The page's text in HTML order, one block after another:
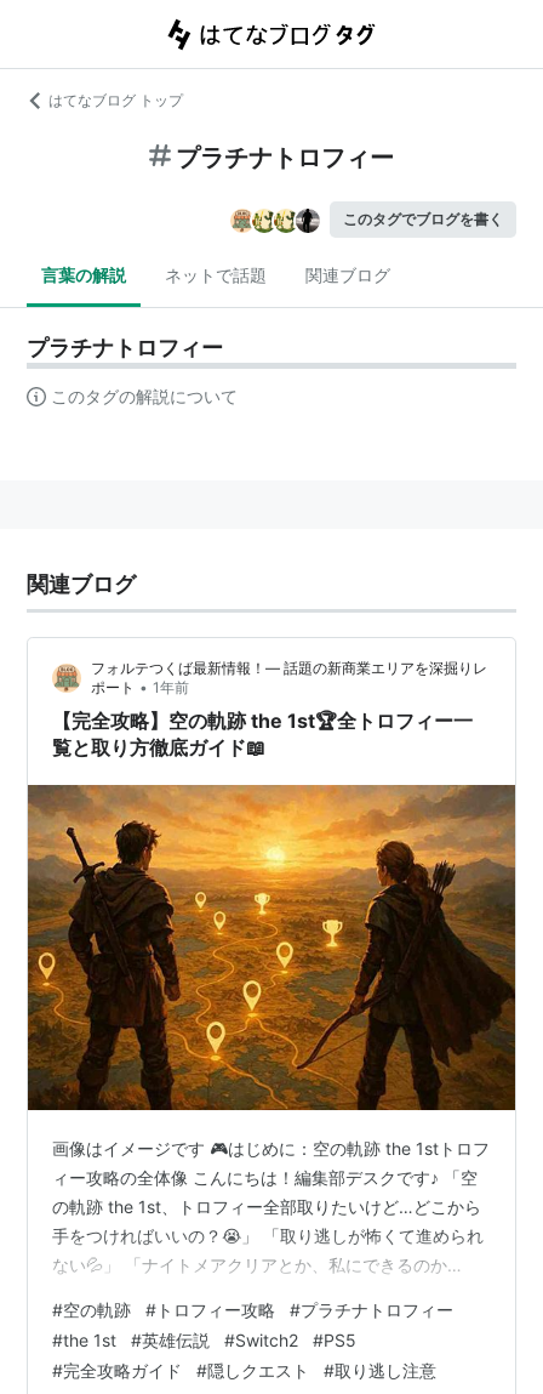
はてなブログ トップ
プラチナトロフィー
このタグでブログを書く
言葉の解説 ネットで話題 関連ブログ
プラチナトロフィー
このタグの解説について
関連ブログ
フォルテつくば最新情報！— 話題の新商業エリアを深掘りレ
ポート • 1年前
【完全攻略】空の軌跡 the 1st🏆全トロフィー一
覧と取り方徹底ガイド📖
画像はイメージです 🎮はじめに：空の軌跡 the 1stトロフ
ィー攻略の全体像 こんにちは！編集部デスクです♪ 「空
の軌跡 the 1st、トロフィー全部取りたいけど…どこから
手をつければいいの？😭」 「取り逃しが怖くて進められ
ない💦」 「ナイトメアクリアとか、私にできるのか
✨ この記事を最後まで読めば、トロフィーコンプリート
への道のりが100％クリアになります🎉 2025年9月19日
に発売された『英雄伝説 空の軌跡 the 1st』は、かつての
#空の軌跡 # トロフィー攻略 #プラチナトロフィー
#the 1st #英雄伝説 #Switch2 #PS5
#完全攻略ガイド #隠しクエスト #取り逃し注意